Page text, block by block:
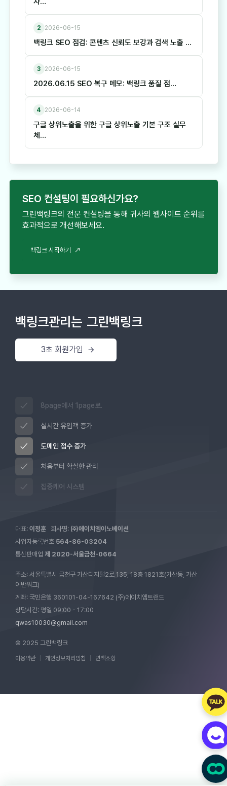
2 2026-06-15
백링크 SEO 점검: 콘텐츠 신뢰도 보강과 검색 노출 …
3 2026-06-15
2026.06.15 SEO 복구 메모: 백링크 품질 점…
4 2026-06-14
구글 상위노출을 위한 구글 상위노출 기본 구조 실무
체…
SEO 컨설팅이 필요하신가요?
그린백링크의 전문 컨설팅을 통해 귀사의 웹사이트 순위를
효과적으로 개선해보세요.
백링크 시작하기
백링크관리는 그린백링크
3초 회원가입
8page에서 1page로.
실시간 유입객 증가
도메인 점수 증가
처음부터 확실한 관리
집중케어 시스템
대표: 이정훈 회사명: ㈜에이치엠이노베이션
사업자등록번호 564-86-03204
통신판매업 제 2020-서울금천-0664
주소: 서울특별시 금천구 가산디지털2로 135, 18층 1821호(가산동, 가산
어반워크)
계좌: 국민은행 360101-04-167642 (주)에이치엠트랜드
상담시간: 평일 09:00 - 17:00
qwas10030@gmail.com
© 2025 그린백링크
이용약관 개인정보처리방침 면책조항